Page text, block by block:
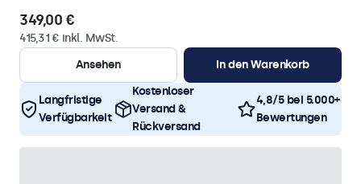
349,00 €
415,31 € inkl. MwSt.
Ansehen
In den Warenkorb
Langfristige
Verfügbarkeit
Kostenloser
Versand &
Rückversand
4,8/5 bei 5.000+
Bewertungen